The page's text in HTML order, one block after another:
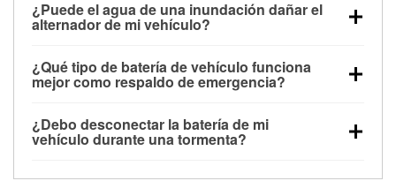
alimentar pequeños accesorios durante un tiempo
limitado, pero el uso repetido sin conducir el vehículo
contar con un equipo de carga de respaldo para
cortes prolongados.
¿Puede el agua de una inundación dañar el
alternador de mi vehículo?
parte baja del compartimento del motor y pueden
dañarse si se sumergen, lo que puede provocar una
días después de la exposición.
¿Qué tipo de batería de vehículo funciona
mejor como respaldo de emergencia?
para aplicaciones de ciclo profundo porque son
selladas, resistentes a las vibraciones y más
¿Debo desconectar la batería de mi
vehículo durante una tormenta?